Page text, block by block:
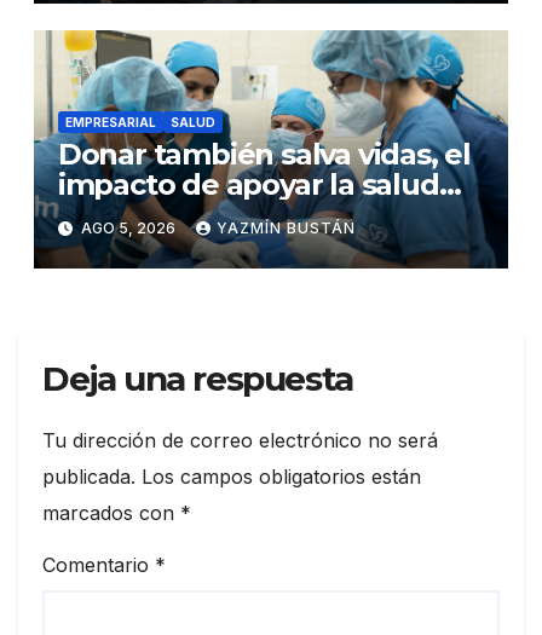
EMPRESARIAL SALUD
Donar también salva vidas, el
impacto de apoyar la salud
infantil en Ecuador
AGO 5, 2026 YAZMÍN BUSTÁN
Deja una respuesta
Tu dirección de correo electrónico no será
publicada. Los campos obligatorios están
marcados con *
Comentario *